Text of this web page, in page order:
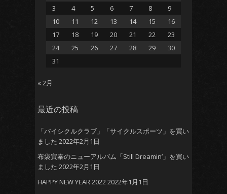
3
4 5 6 7 8
9
10
11 12 13 14 15
16
17
18 19 20 21 22
23
24
25 26 27 28 29
30
31
« 2月
最近の投稿
「バイシクルクラブ」「サイクルスポーツ」を買い
ました 2022年2月1日
布袋寅泰のニューアルバム「Still Dreamin’」を買い
ました 2022年2月1日
HAPPY NEW YEAR 20222022年1月1日